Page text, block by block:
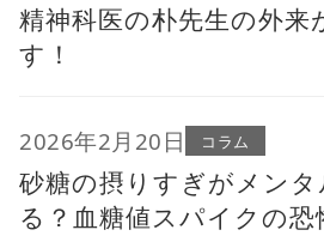
精神科医の朴先生の外来
す！
2026年2月20日 コラム
砂糖の摂りすぎがメン
る？血糖値スパイクの恐